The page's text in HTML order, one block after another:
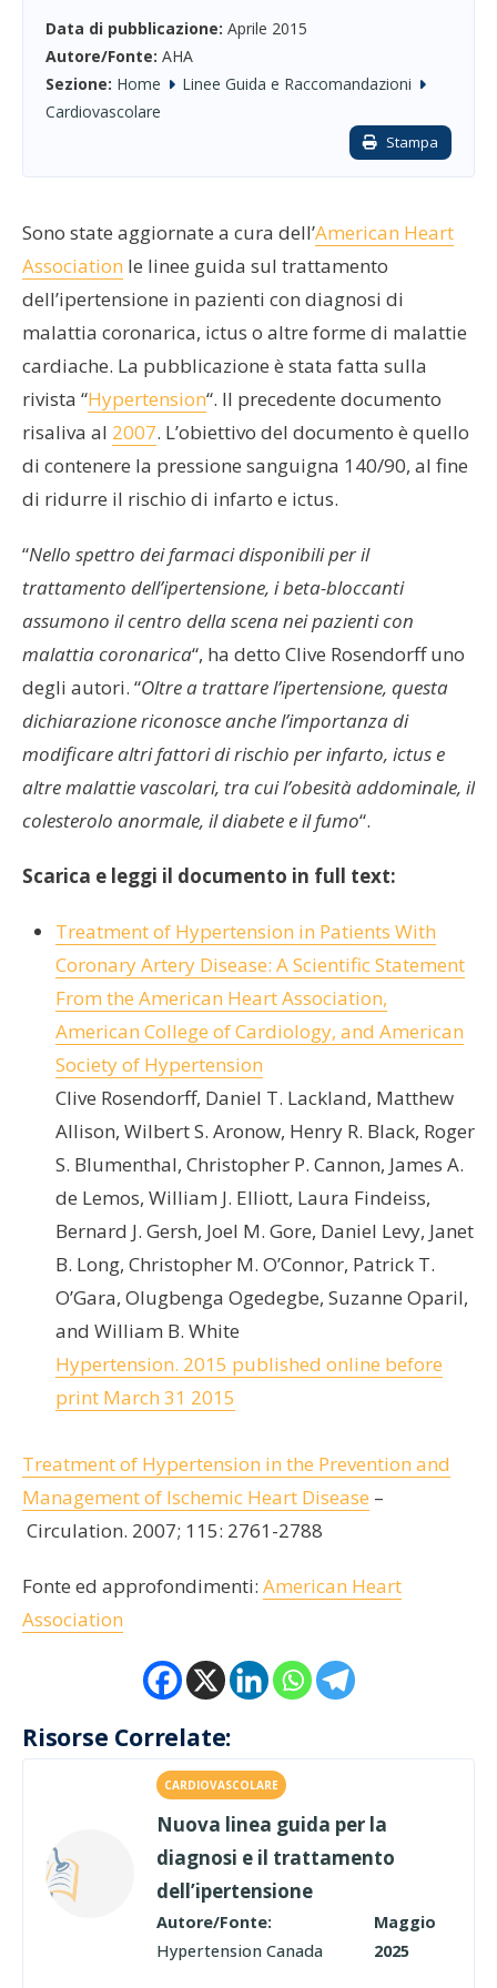
Data di pubblicazione: Aprile 2015
Autore/Fonte: AHA
Sezione: Home
Linee Guida e Raccomandazioni
Cardiovascolare
Stampa
Sono state aggiornate a cura dell’American Heart
Association le linee guida sul trattamento
dell’ipertensione in pazienti con diagnosi di
malattia coronarica, ictus o altre forme di malattie
cardiache. La pubblicazione è stata fatta sulla
rivista “Hypertension“. Il precedente documento
risaliva al 2007. L’obiettivo del documento è quello
di contenere la pressione sanguigna 140/90, al fine
di ridurre il rischio di infarto e ictus.
“Nello spettro dei farmaci disponibili per il
trattamento dell’ipertensione, i beta-bloccanti
assumono il centro della scena nei pazienti con
malattia coronarica“, ha detto Clive Rosendorff uno
degli autori. “Oltre a trattare l’ipertensione, questa
dichiarazione riconosce anche l’importanza di
modificare altri fattori di rischio per infarto, ictus e
altre malattie vascolari, tra cui l’obesità addominale, il
colesterolo anormale, il diabete e il fumo“.
Scarica e leggi il documento in full text:
Treatment of Hypertension in Patients With
Coronary Artery Disease: A Scientific Statement
From the American Heart Association,
American College of Cardiology, and American
Society of Hypertension
Clive Rosendorff, Daniel T. Lackland, Matthew
Allison, Wilbert S. Aronow, Henry R. Black, Roger
S. Blumenthal, Christopher P. Cannon, James A.
de Lemos, William J. Elliott, Laura Findeiss,
Bernard J. Gersh, Joel M. Gore, Daniel Levy, Janet
B. Long, Christopher M. O’Connor, Patrick T.
O’Gara, Olugbenga Ogedegbe, Suzanne Oparil,
and William B. White
Hypertension. 2015 published online before
print March 31 2015
Treatment of Hypertension in the Prevention and
Management of Ischemic Heart Disease –
Circulation. 2007; 115: 2761-2788
Fonte ed approfondimenti: American Heart
Association
Risorse Correlate:
CARDIOVASCOLARE
Nuova linea guida per la
diagnosi e il trattamento
dell’ipertensione
Autore/Fonte:
Hypertension Canada
Maggio
2025